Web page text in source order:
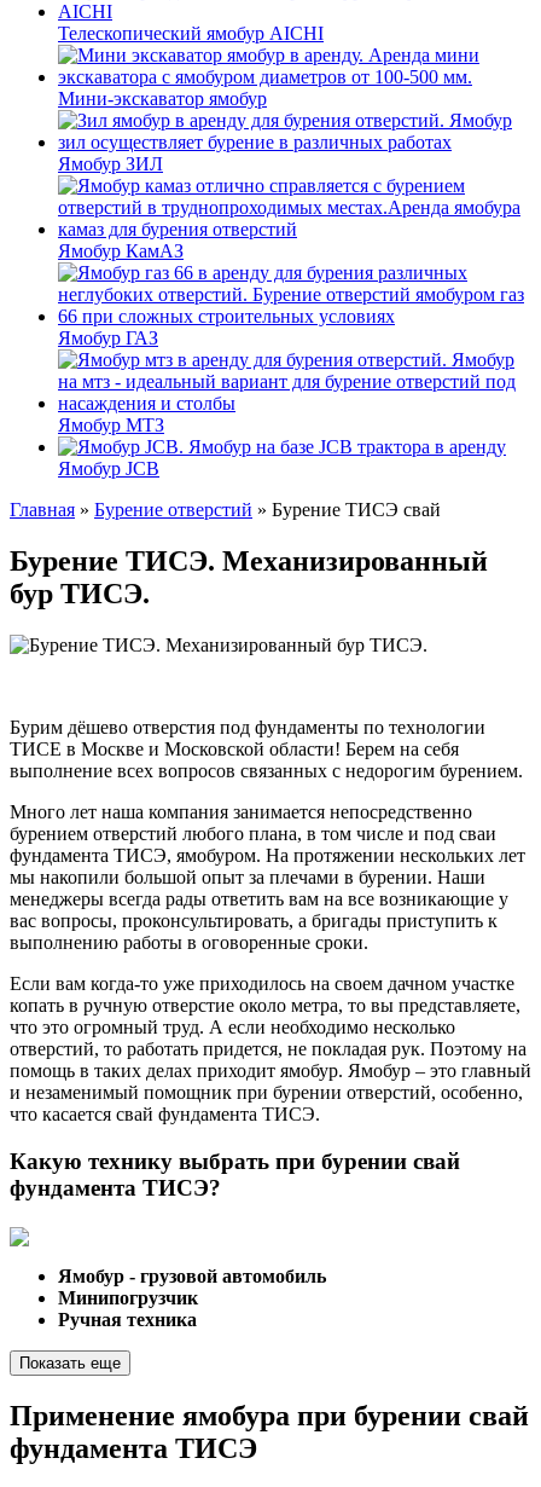
Телескопический ямобур AICHI
Мини-экскаватор ямобур
Ямобур ЗИЛ
Ямобур КамАЗ
Ямобур ГАЗ
Ямобур МТЗ
Ямобур JCB
Главная » Бурение отверстий » Бурение ТИСЭ свай
Бурение ТИСЭ. Механизированный
бур ТИСЭ.
Бурим дёшево отверстия под фундаменты по технологии
ТИСЕ в Москве и Московской области! Берем на себя
выполнение всех вопросов связанных с недорогим бурением.
Много лет наша компания занимается непосредственно
бурением отверстий любого плана, в том числе и под сваи
фундамента ТИСЭ, ямобуром. На протяжении нескольких лет
мы накопили большой опыт за плечами в бурении. Наши
менеджеры всегда рады ответить вам на все возникающие у
вас вопросы, проконсультировать, а бригады приступить к
выполнению работы в оговоренные сроки.
Если вам когда-то уже приходилось на своем дачном участке
копать в ручную отверстие около метра, то вы представляете,
что это огромный труд. А если необходимо несколько
отверстий, то работать придется, не покладая рук. Поэтому на
помощь в таких делах приходит ямобур. Ямобур – это главный
и незаменимый помощник при бурении отверстий, особенно,
что касается свай фундамента ТИСЭ.
Какую технику выбрать при бурении свай
фундамента ТИСЭ?
Ямобур - грузовой автомобиль
Минипогрузчик
Ручная техника
Показать еще
Применение ямобура при бурении свай
фундамента ТИСЭ